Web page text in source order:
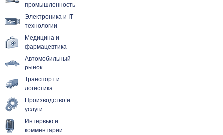
промышленность
Электроника и IT-
технологии
Медицина и
фармацевтика
Автомобильный
рынок
Транспорт и
логистика
Производство и
услуги
Интервью и
комментарии